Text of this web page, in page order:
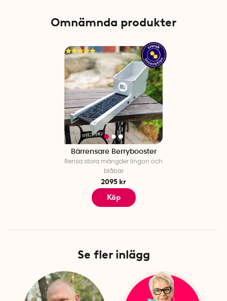
Omnämnda produkter
Bärrensare Berrybooster
Rensa stora mängder lingon och
blåbär
2095 kr
Köp
Se fler inlägg